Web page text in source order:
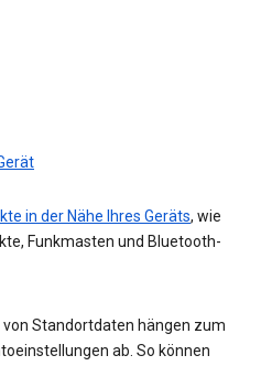
in der Nähe Ihres Geräts, wie
Funkmasten und Bluetooth-
von Standortdaten hängen zum
ab. So können